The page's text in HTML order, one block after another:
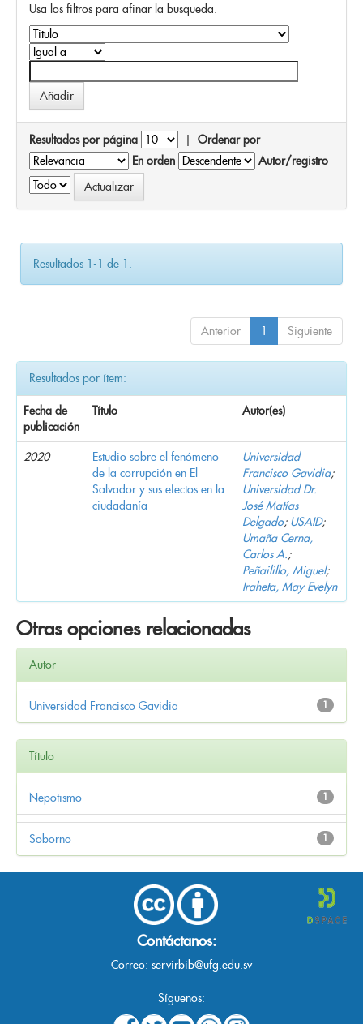
Usa los filtros para afinar la busqueda.
Resultados por página | Ordenar por
En orden
Autor/registro
Resultados 1-1 de 1.
Anterior 1 Siguiente
Resultados por ítem:
Fecha de
publicación
Título Autor(es)
2020
Estudio sobre el fenómeno
de la corrupción en El
Salvador y sus efectos en la
ciudadanía
Universidad
Francisco Gavidia;
Universidad Dr.
José Matías
Delgado; USAID;
Umaña Cerna,
Carlos A.;
Peñailillo, Miguel;
Iraheta, May Evelyn
Otras opciones relacionadas
Autor
1
Universidad Francisco Gavidia
Título
1
Nepotismo
1
Soborno
Contáctanos:
Correo: servirbib@ufg.edu.sv
Síguenos: